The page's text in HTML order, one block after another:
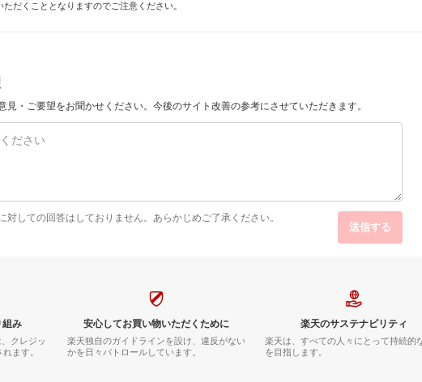
だくこととなりますのでご注意ください。
見・ご要望をお聞かせください。今後のサイト改善の参考にさせていただきます。
しての回答はしておりません。あらかじめご了承ください。
送信する
組み
クレジッ
ます。
安心してお買い物いただくために
楽天独自のガイドラインを設け、違反がない
かを日々パトロールしています。
楽天のサステナビリティ
楽天は、すべての人々にとって持続的
を目指します。